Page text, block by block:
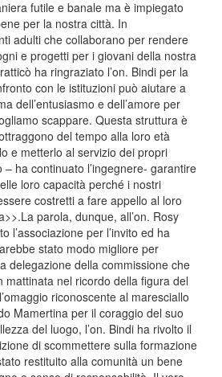
futile e banale ma è impiegato
per la nostra città. In
adulti che collaborano per rendere
e progetti per i giovani della nostra
ha ringraziato l’on. Bindi per la
con le istituzioni può aiutare a
dell’entusiasmo e dell’amore per
scappare. Questa struttura è
del tempo alla loro età
e metterlo al servizio dei propri
ha continuato l’ingegnere- garantire
loro capacità perché i nostri
costretti a fare appello al loro
parola, dunque, all’on. Rosy
l’associazione per l’invito ed ha
stato modo migliore per
delegazione della commissione che
mattinata nel ricordo della figura del
riconoscente al maresciallo
Mamertina per il coraggio del suo
del luogo, l’on. Bindi ha rivolto il
di scommettere sulla formazione
restituito alla comunità un bene